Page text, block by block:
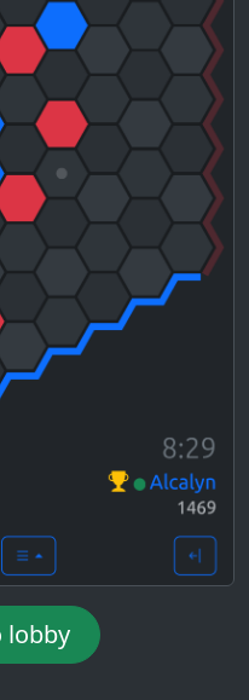
lobby